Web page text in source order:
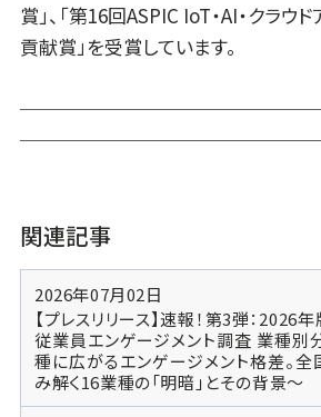
賞」、「第16回ASPIC IoT・AI・クラ
貢献賞」を受賞しています。
関連記事
2026年07月02日
【プレスリリース】速報！第3弾：2026
従業員エンゲージメント調査 業種別
種に広がるエンゲージメント格差。
み解く16業種の「明暗」とその背景～